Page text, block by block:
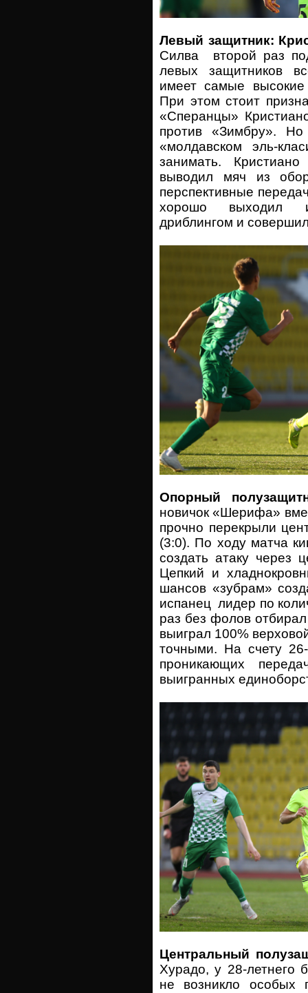
Левый защитник:
Силва второй раз
левых защитников
имеет самые высокие
При этом стоит
«Сперанцы»
против «Зимбру».
«молдавском эль-
занимать.
выводил мяч из
перспективные
хорошо выходил
дриблингом и
Опорный
новичок «Шерифа»
прочно перекрыли
(3:0). По ходу матча
создать атаку через
Цепкий и
шансов «зубрам»
испанец лидер по
раз без фолов
выиграл 100%
точными. На счету 26-
проникающих
выигранных
Центральный
Хурадо, у 28-летнего
не возникло особых